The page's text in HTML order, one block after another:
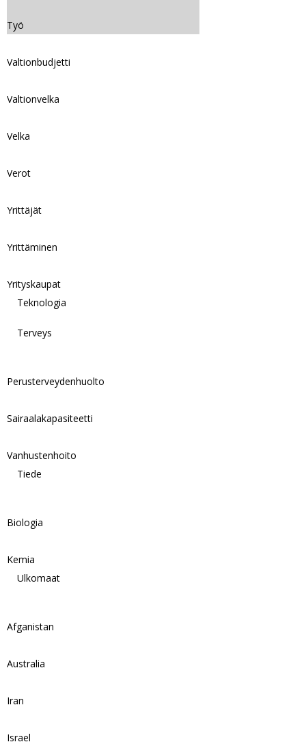
Työ
Valtionbudjetti
Valtionvelka
Velka
Verot
Yrittäjät
Yrittäminen
Yrityskaupat
Teknologia
Terveys
Perusterveydenhuolto
Sairaalakapasiteetti
Vanhustenhoito
Tiede
Biologia
Kemia
Ulkomaat
Afganistan
Australia
Iran
Israel